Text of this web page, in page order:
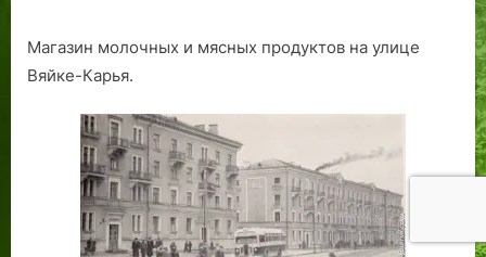
Магазин молочных и мясных продуктов на улице
Вяйке-Карья.